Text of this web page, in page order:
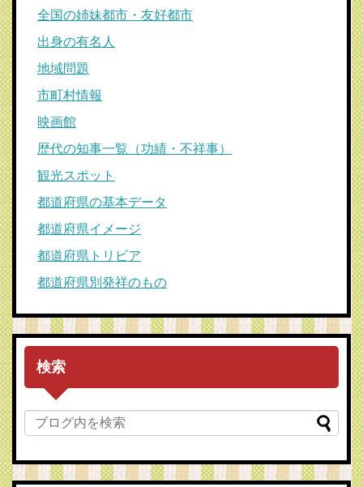
全国の姉妹都市・友好都市
出身の有名人
地域問題
市町村情報
映画館
歴代の知事一覧（功績・不祥事）
観光スポット
都道府県の基本データ
都道府県イメージ
都道府県トリビア
都道府県別発祥のもの
検索